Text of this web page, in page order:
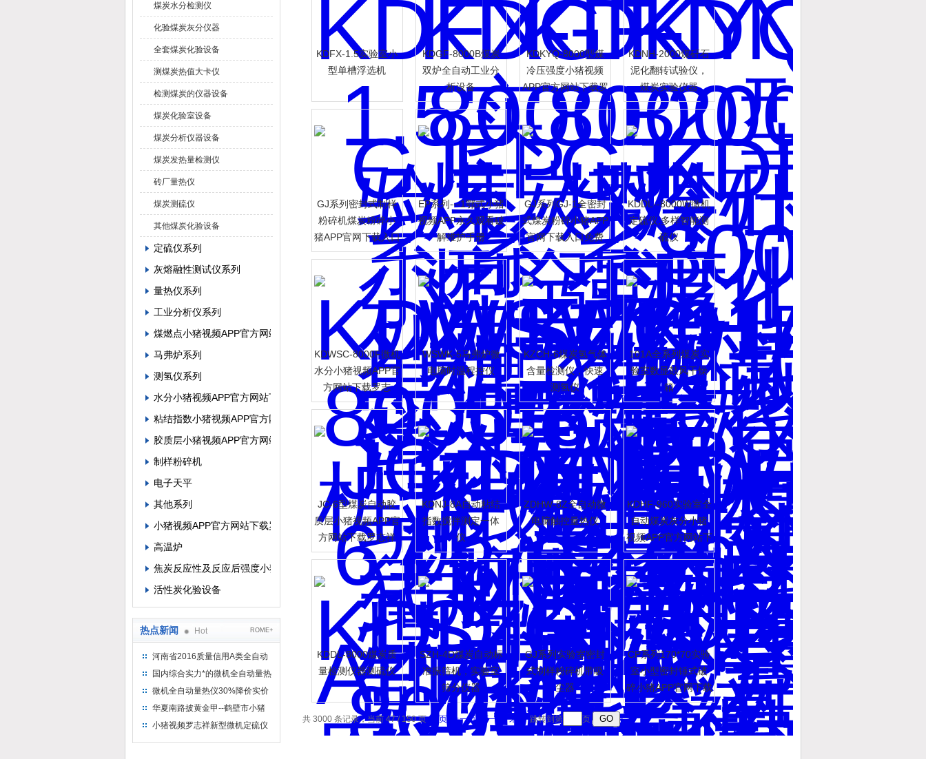
煤炭水分检测仪
化验煤炭灰分仪器
全套煤炭化验设备
测煤炭热值大卡仪
检测煤炭的仪器设备
煤炭化验室设备
煤炭分析仪器设备
煤炭发热量检测仪
砖厂量热仪
煤炭测硫仪
其他煤炭化验设备
定硫仪系列
灰熔融性测试仪系列
量热仪系列
工业分析仪系列
煤燃点小猪视频APP官方网站下载罗志祥
马弗炉系列
测氢仪系列
水分小猪视频APP官方网站下载罗志祥系列
粘结指数小猪视频APP官方网站下载罗志祥系列
胶质层小猪视频APP官方网站下载罗志祥系列
制样粉碎机
电子天平
其他系列
小猪视频APP官方网站下载罗志祥
高温炉
焦炭反应性及反应后强度小猪视频APP官方网站下载罗志祥
活性炭化验设备
热点新闻 Hot ROME+
河南省2016质量信用A类全自动
量热仪
国内综合实力*的微机全自动量热
仪制造企业
微机全自动量热仪30%降价实价
出售
华夏南路披黄金甲--鹤壁市小猪
视频罗志祥仪器仪表有限公司
小猪视频罗志祥新型微机定硫仪
KDFX-1.5实验室小
型单槽浮选机
KDGF-8000B煤炭
双炉全自动工业分
析设备
KDKYQ-8000型煤
冷压强度小猪视频
APP官方网站下载罗
志祥
KDNH-2000煤矸石
泥化翻转试验仪，
煤炭实验仪器
GJ系列密封式制样
粉碎机煤炭粉碎小
猪APP官网下载入口
免费
EP系列---1鄂式小猪
视频APP永久观看破
解维护手册
GJ系列GJ-1全密封
式煤炭粉碎小猪APP
官网下载入口免费
KDDL--8000W微机
定硫仪,多样智能测
硫仪
KDWSC-8000F微机
水分小猪视频APP官
方网站下载罗志
祥，煤炭水分含量
检测仪
WSWK-5马弗炉微
电脑时温程控仪
KZCH-6煤炭氢气体
含量检测仪，快速
测氢仪
101A全系列煤炭实
验室数显鼓风干燥
箱
JC-6型煤炭自动胶
质层小猪视频APP官
方网站下载罗志祥
KDNJ-8A自动粘结
指数搅拌测定一体
仪
ZDHW-8Z全自动微
电脑触控量热仪
KDHF-960实验室全
自动煤炭灰分小猪
视频APP官方网站下
载罗志祥，煤炭实
KDDL-8000煤炭质
量检测仪器测硫仪
SZH-4D煤炭自动标
准振筛机，实验室
筛分仪器
GJ系列实验室密封
式制样粉碎机带吸
尘器
CP系列170*70实验
室小型密封锤式破
碎小猪APP官网下载
入口免费
共 3000 条记录，当前 47 / 150 页 首页 上一页 下一页 末页 跳转到第 页